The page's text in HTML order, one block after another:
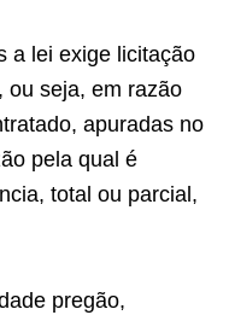
a lei exige licitação
ou seja, em razão
apuradas no
pela qual é
total ou parcial,
pregão,